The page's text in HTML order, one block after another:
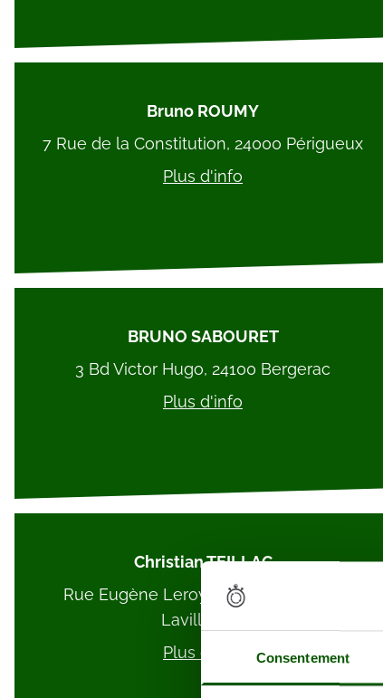
Consentement
Bruno ROUMY
7 Rue de la Constitution, 24000 Périgueux
Plus d'info
BRUNO SABOURET
3 Bd Victor Hugo, 24100 Bergerac
Plus d'info
Christian TEILLAC
Rue Eugène Leroy, 24120 Terrasson-
Lavilledieu
Plus d'info